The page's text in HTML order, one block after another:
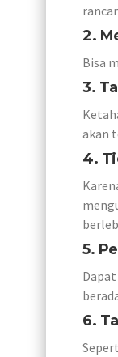
2.
Bisa
3.
akan
4.
5.
6.